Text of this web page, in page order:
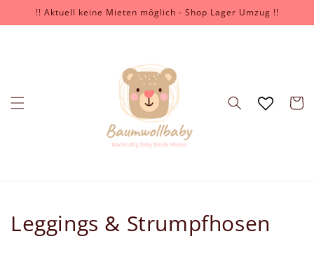
zum
Inhalt
!! Aktuell keine Mieten möglich - Shop Lager Umzug !!
K
Leggings & Strumpfhosen